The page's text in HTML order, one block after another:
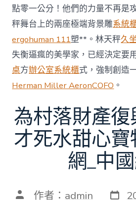
點零一公分！他們的力量不再是
秤舞台上的兩座極端背景雕系統
ergohuman 111塑**。林天秤久
失衡逼瘋的美學家，已經決定要
桌方辦公室系統櫃式，強制創造
Herman Miller AeronCOFO 。
為村落財產
才死水甜心
網_中
文 作者： admin 發